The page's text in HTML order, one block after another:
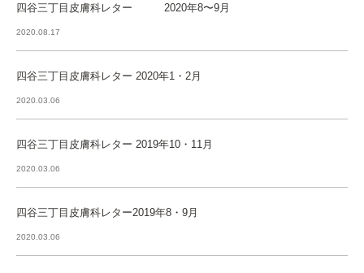
四谷三丁目皮膚科レター 2020年8〜9月
2020.08.17
四谷三丁目皮膚科レター 2020年1・2月
2020.03.06
四谷三丁目皮膚科レター 2019年10・11月
2020.03.06
四谷三丁目皮膚科レター2019年8・9月
2020.03.06